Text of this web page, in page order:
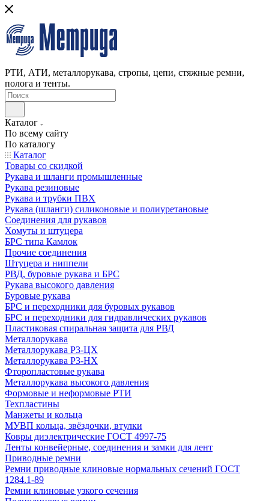
РТИ, АТИ, металлорукава, стропы, цепи, стяжные ремни,
полога и тенты.
Каталог
По всему сайту
По каталогу
Каталог
Товары со скидкой
Рукава и шланги промышленные
Рукава резиновые
Рукава и трубки ПВХ
Рукава (шланги) силиконовые и полиуретановые
Соединения для рукавов
Хомуты и штуцера
БРС типа Камлок
Прочие соединения
Штуцера и ниппели
РВД, буровые рукава и БРС
Рукава высокого давления
Буровые рукава
БРС и переходники для буровых рукавов
БРС и переходники для гидравлических рукавов
Пластиковая спиральная защита для РВД
Металлорукава
Металлорукава Р3-ЦХ
Металлорукава Р3-НХ
Фторопластовые рукава
Металлорукава высокого давления
Формовые и неформовые РТИ
Техпластины
Манжеты и кольца
МУВП кольца, звёздочки, втулки
Ковры диэлектрические ГОСТ 4997-75
Ленты конвейерные, соединения и замки для лент
Приводные ремни
Ремни приводные клиновые нормальных сечений ГОСТ
1284.1-89
Ремни клиновые узкого сечения